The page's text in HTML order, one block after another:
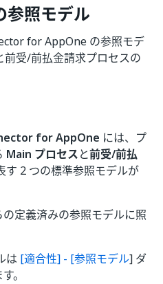
照モデル
for AppOne の参照モデ
前受/前払金請求プロセスの
for AppOne には、プ
Main プロセスと前受/前払
す 2 つの標準参照モデルが
定義済みの参照モデルに照
は [適合性] - [参照モデル] ダ
。